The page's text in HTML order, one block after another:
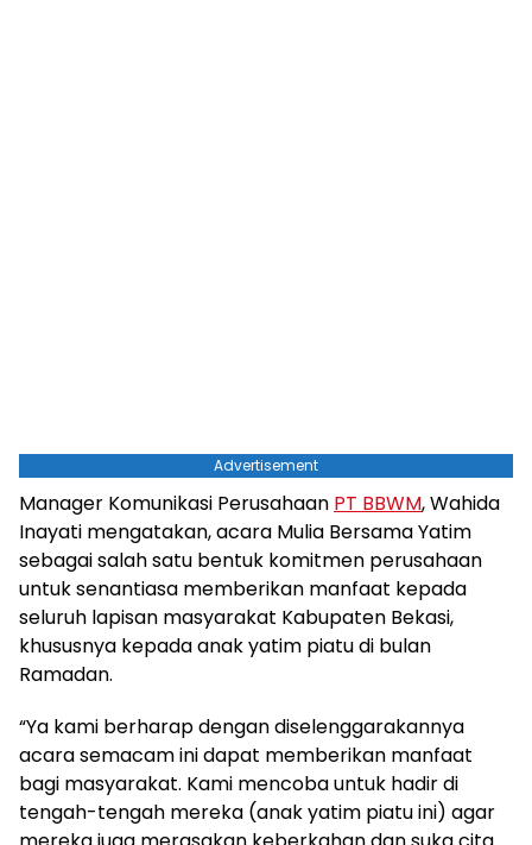
Advertisement
Manager Komunikasi Perusahaan PT BBWM, Wahida
Inayati mengatakan, acara Mulia Bersama Yatim
sebagai salah satu bentuk komitmen perusahaan
untuk senantiasa memberikan manfaat kepada
seluruh lapisan masyarakat Kabupaten Bekasi,
khususnya kepada anak yatim piatu di bulan
Ramadan.
“Ya kami berharap dengan diselenggarakannya
acara semacam ini dapat memberikan manfaat
bagi masyarakat. Kami mencoba untuk hadir di
tengah-tengah mereka (anak yatim piatu ini) agar